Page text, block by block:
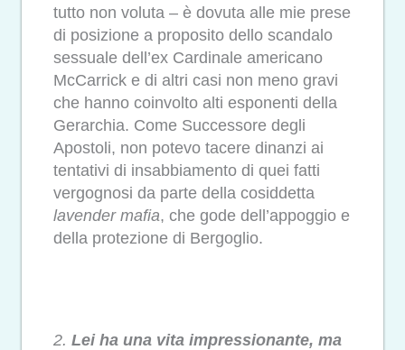
tutto non voluta – è dovuta alle mie prese
di posizione a proposito dello scandalo
sessuale dell’ex Cardinale americano
McCarrick e di altri casi non meno gravi
che hanno coinvolto alti esponenti della
Gerarchia. Come Successore degli
Apostoli, non potevo tacere dinanzi ai
tentativi di insabbiamento di quei fatti
vergognosi da parte della cosiddetta
lavender mafia, che gode dell’appoggio e
della protezione di Bergoglio.
2. Lei ha una vita impressionante, ma